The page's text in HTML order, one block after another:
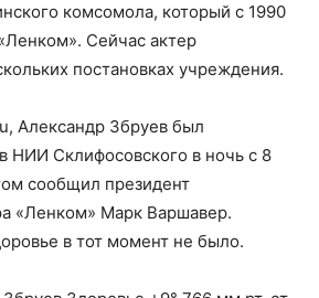
комсомола, который с 1990
Сейчас актер
постановках учреждения.
Александр Збруев был
НИИ Склифосовского в ночь с 8
сообщил президент
«Ленком» Марк Варшавер.
в тот момент не было.